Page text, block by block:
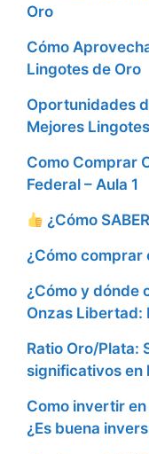
Oro
Cómo
Lingotes de Oro
Oportunidades
Mejores
Como Comprar
Federal – Aula 1
¿Cómo
¿Cómo comprar
¿Cómo y dónde
Onzas Libertad:
Ratio Oro/Plata:
significativos en
Como invertir
¿Es buena